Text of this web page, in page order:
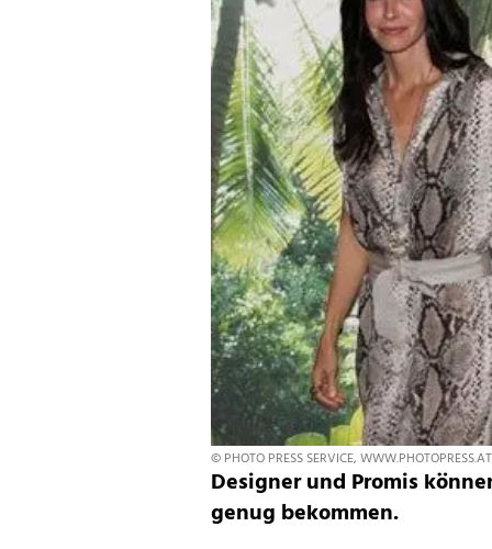
© PHOTO PRESS SERVICE, WWW.PHOTOPRESS.AT
Designer und Promis
genug bekommen.